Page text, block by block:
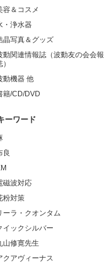
容＆コスメ
・浄水器
晶写真＆グッズ
動関連情報誌（波動友の会会報
動機器 他
籍/CD/DVD
ーワード
良
磁波対応
粉対策
ーラ・クオンタム
イックシルバー
山修寛先生
クアヴィーナス